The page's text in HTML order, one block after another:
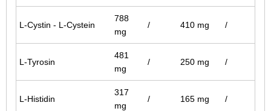
L-Cystin - L-Cystein
788
mg
/ 410 mg /
L-Tyrosin
481
mg
/ 250 mg /
L-Histidin
317
mg
/ 165 mg /